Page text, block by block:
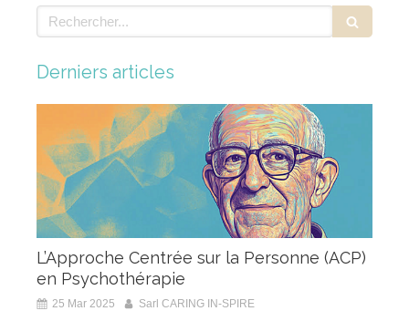
Rechercher
Derniers articles
L’Approche Centrée sur la Personne (ACP)
en Psychothérapie
25 Mar 2025 Sarl CARING IN-SPIRE